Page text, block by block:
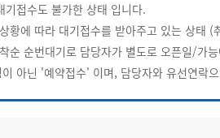
접수도 불가한 상태 입니다.
황에 따라 대기접수를 받아주고 있는 상태
순 순번대기로 담당자가 별도로 오픈일/가
아닌 '예약접수' 이며, 담당자와 유선연락